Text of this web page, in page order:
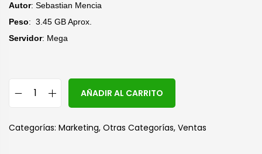
Autor: Sebastian Mencia
Peso: 3.45 GB Aprox.
Servidor: Mega
AÑADIR AL CARRITO
Categorías: Marketing, Otras Categorías, Ventas